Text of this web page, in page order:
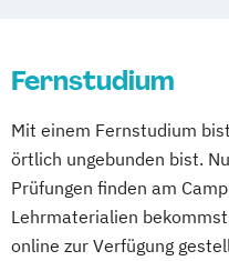
Fernstudium
Mit einem Fernstudium
örtlich ungebunden bist.
Prüfungen finden am
Lehrmaterialien
online zur Verfügung